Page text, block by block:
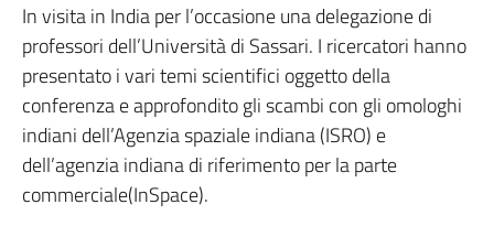
In visita in India per l’occasione una delegazione di
professori dell’Università di Sassari. I ricercatori hanno
presentato i vari temi scientifici oggetto della
conferenza e approfondito gli scambi con gli omologhi
indiani dell’Agenzia spaziale indiana (ISRO) e
dell’agenzia indiana di riferimento per la parte
commerciale(InSpace).